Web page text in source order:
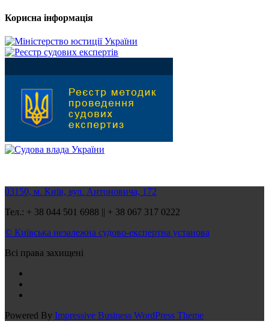
Корисна інформація
03150, м. Київ, вул. Антоновича, 172
Тел.: + 38 044 501 6988 || + 38 067 317 0222
© Київська незалежна судово-експертна установа
Всі права захищені
Powered By Impressive Business WordPress Theme